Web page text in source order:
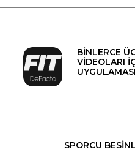
BİNLERCE
VİDEOLARI
SPORCU